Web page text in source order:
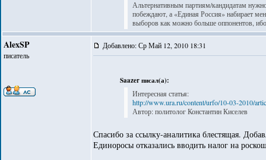
Альтернативным партиям/кандидатам
побеждают, а «Единая Россия» набирает
выборов как можно больше оппонентов,
AlexSP
писатель
Добавлено: Ср Май 12, 2010 18:31
Saazer писал(а):
Интересная статья:
http://www.ura.ru/content/urfo/10-03-2010/
Автор: политолог Константин Киселев
Спасибо за ссылку-аналитика блестящая.
Единоросы отказались вводить налог на